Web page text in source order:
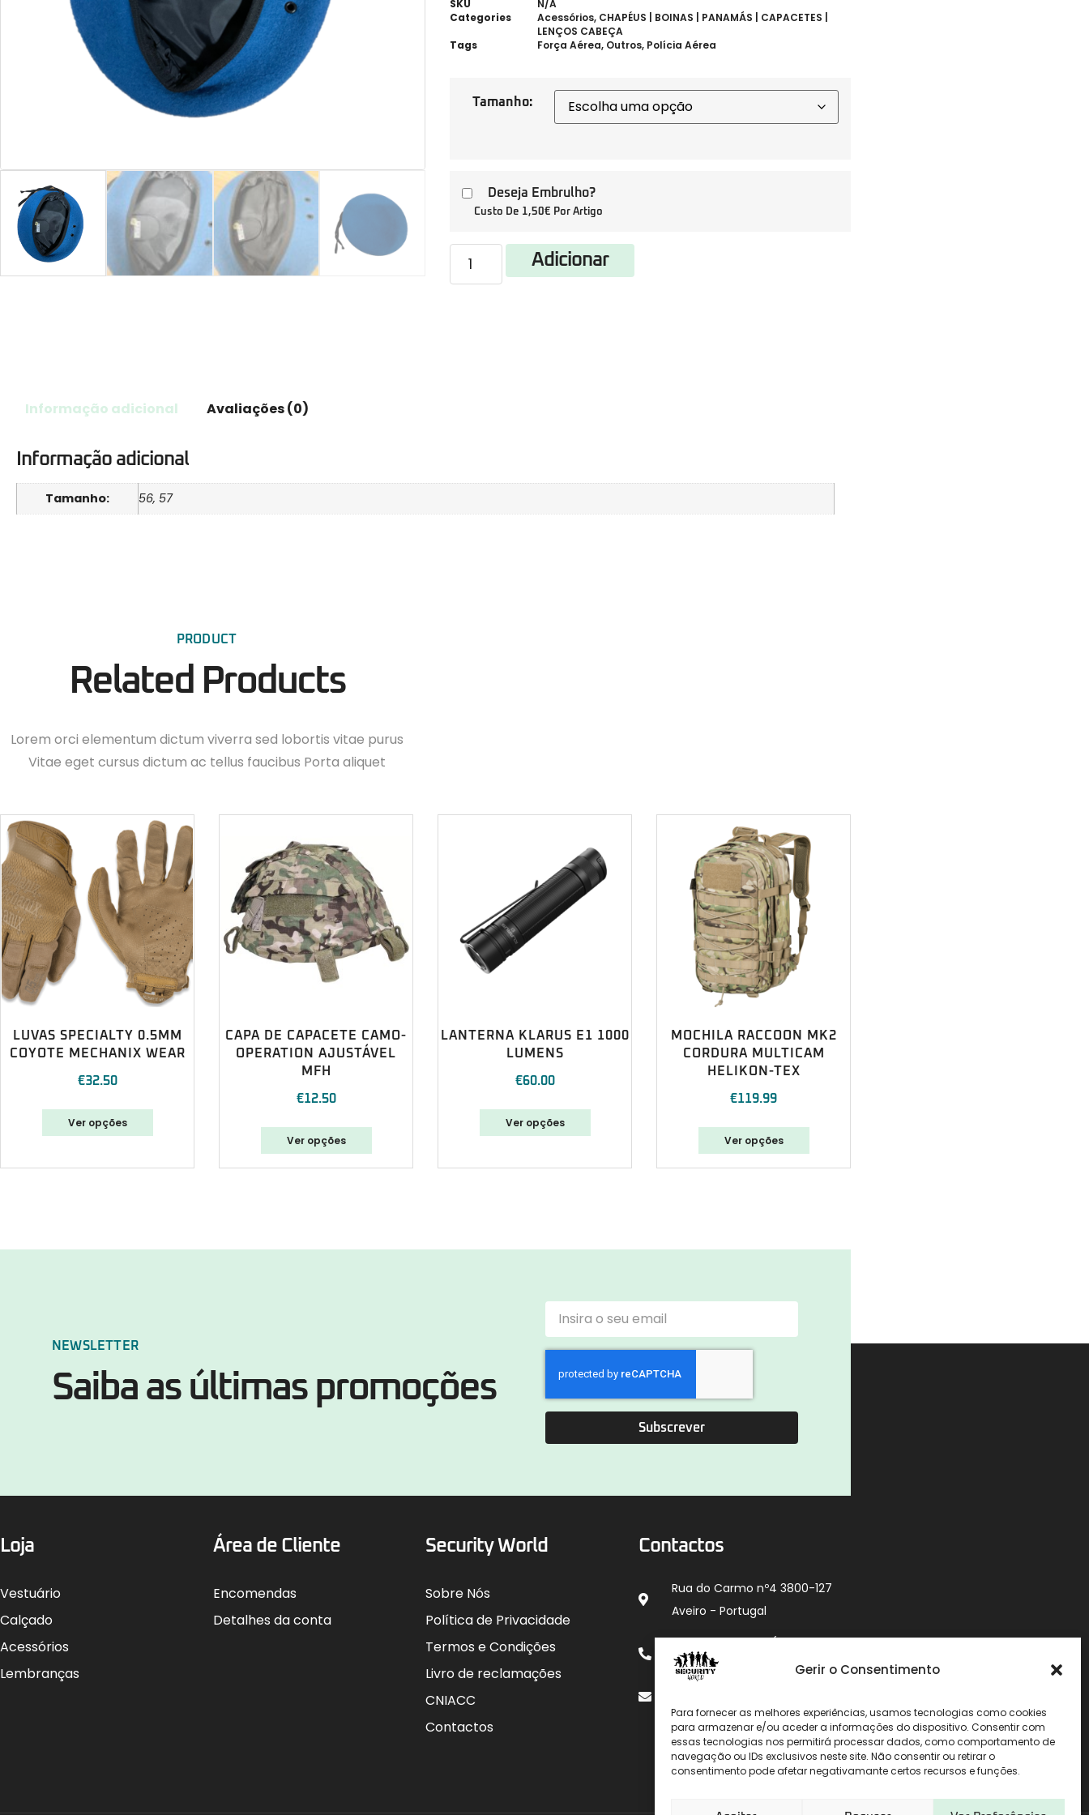
Gerir o Consentimento
Para fornecer as melhores experiências, usamos tecnologias como cookies
para armazenar e/ou aceder a informações do dispositivo. Consentir com
essas tecnologias nos permitirá processar dados, como comportamento de
navegação ou IDs exclusivos neste site. Não consentir ou retirar o
consentimento pode afetar negativamante certos recursos e funções.
SKU
N/A
Categories
Acessórios, CHAPÉUS | BOINAS | PANAMÁS | CAPACETES |
LENÇOS CABEÇA
Tags
Força Aérea, Outros, Polícia Aérea
Tamanho:
Deseja Embrulho?
Custo De 1,50€ Por Artigo
Adicionar
Informação adicional Avaliações (0)
Informação adicional
Tamanho: 56, 57
PRODUCT
Related Products
Lorem orci elementum dictum viverra sed lobortis vitae purus
Vitae eget cursus dictum ac tellus faucibus Porta aliquet
LUVAS SPECIALTY 0.5MM
COYOTE MECHANIX WEAR
€32.50
Ver opções
CAPA DE CAPACETE CAMO-
OPERATION AJUSTÁVEL
MFH
€12.50
Ver opções
LANTERNA KLARUS E1 1000
LUMENS
€60.00
Ver opções
MOCHILA RACCOON MK2
CORDURA MULTICAM
HELIKON-TEX
€119.99
Ver opções
NEWSLETTER
Saiba as últimas promoções
Subscrever
Loja
Vestuário
Calçado
Acessórios
Lembranças
Área de Cliente
Encomendas
Detalhes da conta
Security World
Sobre Nós
Política de Privacidade
Termos e Condições
Livro de reclamações
CNIACC
Contactos
Contactos
Rua do Carmo nº4 3800-127
Aveiro - Portugal
912 009 740 (Chamada
para rede móvel nacional)